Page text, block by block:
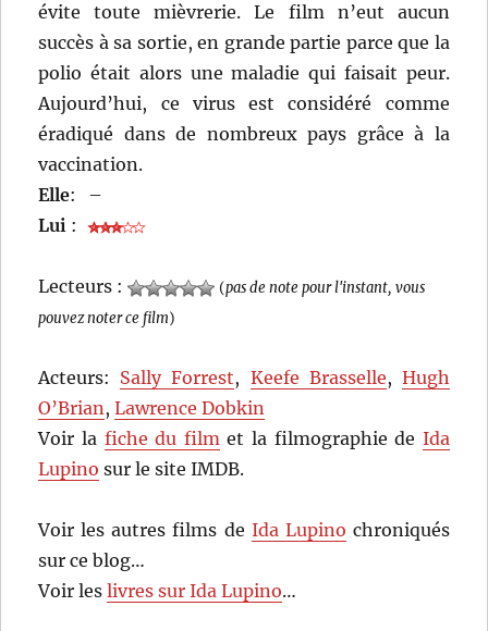
évite toute mièvrerie. Le film n’eut aucun
succès à sa sortie, en grande partie parce que la
polio était alors une maladie qui faisait peur.
Aujourd’hui, ce virus est considéré comme
éradiqué dans de nombreux pays grâce à la
vaccination.
Elle:
–
Lui :
Lecteurs : (pas de note pour l'instant, vous
pouvez noter ce film)
Acteurs: Sally Forrest, Keefe Brasselle, Hugh
O’Brian,Lawrence Dobkin
Voir la fiche du filmet la filmographie de Ida
Lupino sur le site IMDB.
Voir les autres films de Ida Lupino chroniqués
sur ce blog…
Voir leslivres sur Ida Lupino…